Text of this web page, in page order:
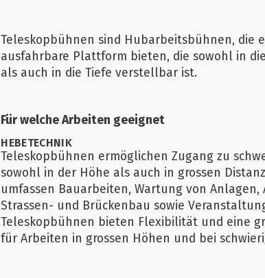
Teleskopbühnen sind Hubarbeitsbühnen, die
ausfahrbare Plattform bieten, die sowohl in
als auch in die Tiefe verstellbar ist.
Für welche Arbeiten geeignet
HEBETECHNIK
Teleskopbühnen ermöglichen Zugang zu
sowohl in der Höhe als auch in grossen
umfassen Bauarbeiten, Wartung von Anlagen,
Strassen- und Brückenbau sowie
Teleskopbühnen bieten Flexibilität und eine
für Arbeiten in grossen Höhen und bei